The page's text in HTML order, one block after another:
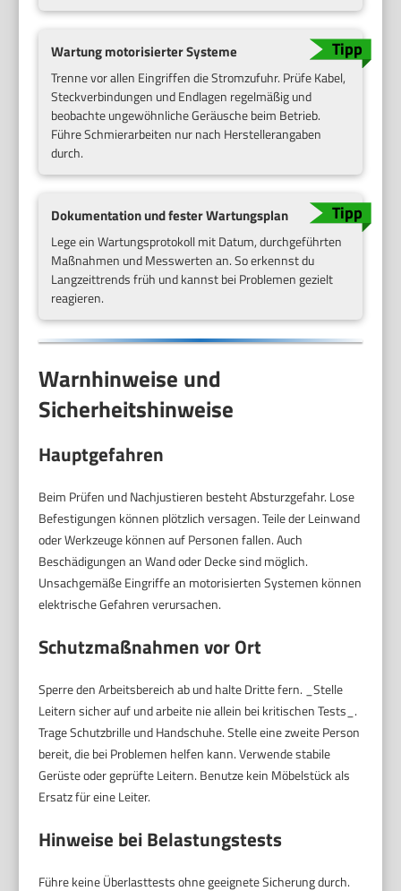
Wartung motorisierter Systeme
Trenne vor allen Eingriffen die Stromzufuhr. Prüfe Kabel,
Steckverbindungen und Endlagen regelmäßig und
beobachte ungewöhnliche Geräusche beim Betrieb.
Führe Schmierarbeiten nur nach Herstellerangaben
durch.
Dokumentation und fester Wartungsplan
Lege ein Wartungsprotokoll mit Datum, durchgeführten
Maßnahmen und Messwerten an. So erkennst du
Langzeittrends früh und kannst bei Problemen gezielt
reagieren.
Warnhinweise und
Sicherheitshinweise
Hauptgefahren
Beim Prüfen und Nachjustieren besteht Absturzgefahr. Lose
Befestigungen können plötzlich versagen. Teile der Leinwand
oder Werkzeuge können auf Personen fallen. Auch
Beschädigungen an Wand oder Decke sind möglich.
Unsachgemäße Eingriffe an motorisierten Systemen können
elektrische Gefahren verursachen.
Schutzmaßnahmen vor Ort
Sperre den Arbeitsbereich ab und halte Dritte fern. _Stelle
Leitern sicher auf und arbeite nie allein bei kritischen Tests_.
Trage Schutzbrille und Handschuhe. Stelle eine zweite Person
bereit, die bei Problemen helfen kann. Verwende stabile
Gerüste oder geprüfte Leitern. Benutze kein Möbelstück als
Ersatz für eine Leiter.
Hinweise bei Belastungstests
Führe keine Überlasttests ohne geeignete Sicherung durch.